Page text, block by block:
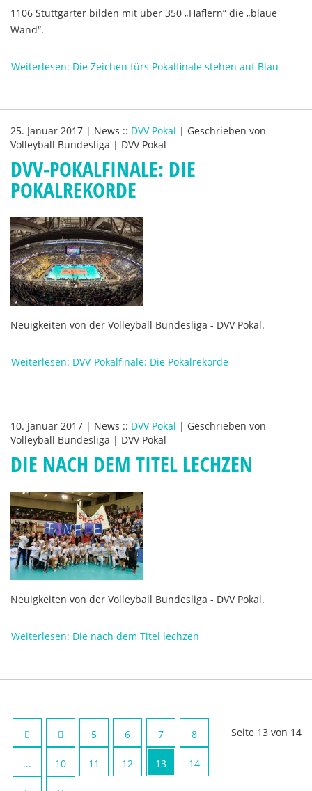
1106 Stuttgarter bilden mit über 350 „Häflern“ die „blaue
Wand“.
Weiterlesen: Die Zeichen fürs Pokalfinale stehen auf Blau
25. Januar 2017 | News :: DVV Pokal | Geschrieben von
Volleyball Bundesliga | DVV Pokal
DVV-POKALFINALE: DIE
POKALREKORDE
Neuigkeiten von der Volleyball Bundesliga - DVV Pokal.
Weiterlesen: DVV-Pokalfinale: Die Pokalrekorde
10. Januar 2017 | News :: DVV Pokal | Geschrieben von
Volleyball Bundesliga | DVV Pokal
DIE NACH DEM TITEL LECHZEN
Neuigkeiten von der Volleyball Bundesliga - DVV Pokal.
Weiterlesen: Die nach dem Titel lechzen
Seite 13 von 14
5 6 7 8
... 10 11 12 13 14